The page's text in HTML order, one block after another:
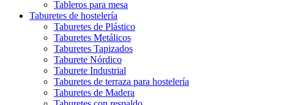
Tableros para mesa
Taburetes de hostelería
Taburetes de Plástico
Taburetes Metálicos
Taburetes Tapizados
Taburete Nórdico
Taburete Industrial
Taburetes de terraza para hostelería
Taburetes de Madera